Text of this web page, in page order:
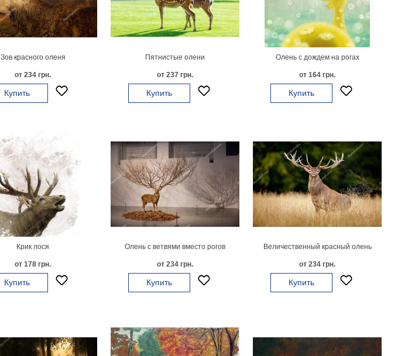
Зов красного оленя
от 234 грн.
Купить
Пятнистые олени
от 237 грн.
Купить
Олень с дождем на рогах
от 164 грн.
Купить
Крик лося
от 178 грн.
Купить
Олень с ветвями вместо рогов
от 234 грн.
Купить
Величественный красный олень
от 234 грн.
Купить